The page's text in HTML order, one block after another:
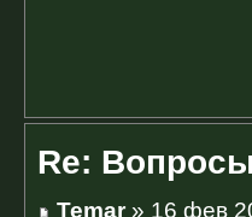
Re:
Temar» 16 фев